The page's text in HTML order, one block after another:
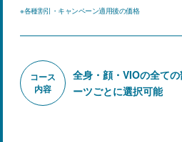
※各種割引・キャンペーン適用後の価格
コース
内容
全身・顔・VIOの全て
ーツごとに選択可能